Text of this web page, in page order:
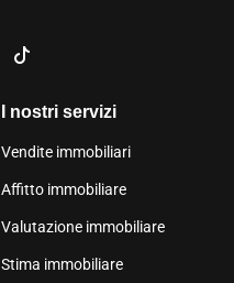
I nostri servizi
Vendite immobiliari
Affitto immobiliare
Valutazione immobiliare
Stima immobiliare